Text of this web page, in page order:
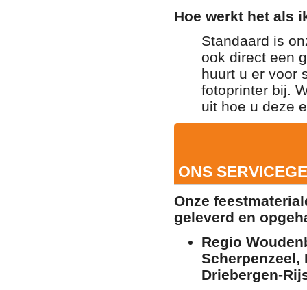
Hoe werkt het als
Standaard is
ook direct een
huurt u er voor
fotoprinter bij.
uit hoe u deze
ONS
Onze
geleverd en
Regio
Scherpenzeel,
Driebergen-